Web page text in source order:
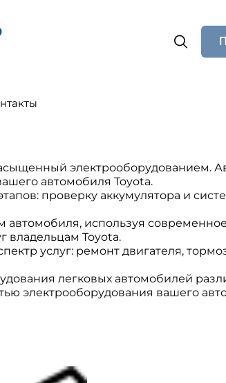
электрооборудованием.
автомобиля Toyota.
проверку аккумулятора и
используя
владельцам Toyota.
услуг: ремонт двигателя,
легковых автомобилей
электрооборудования вашего